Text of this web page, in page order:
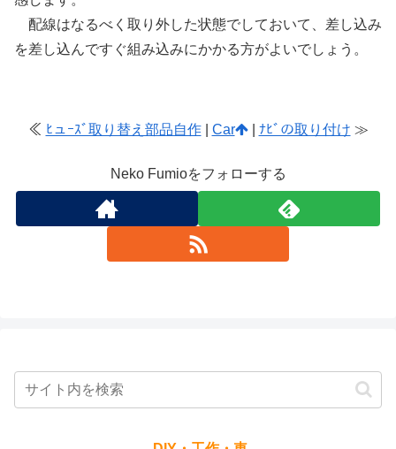
配線はなるべく取り外した状態でしておいて、差し込み
を差し込んですぐ組み込みにかかる方がよいでしょう。
≪ ﾋュｰｽﾞ取り替え部品自作| Car | ﾅﾋﾞの取り付け ≫
Neko Fumioをフォローする